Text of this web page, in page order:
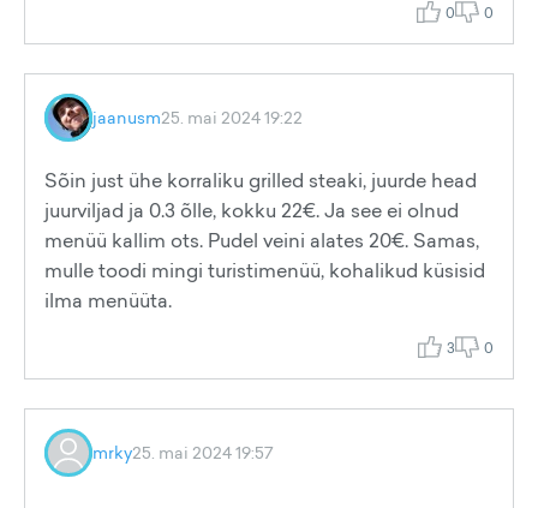
0 0
jaanusm25. mai 2024 19:22
Sõin just ühe korraliku grilled steaki, juurde head
juurviljad ja 0.3 õlle, kokku 22€. Ja see ei olnud
menüü kallim ots. Pudel veini alates 20€. Samas,
mulle toodi mingi turistimenüü, kohalikud küsisid
ilma menüüta.
3 0
mrky25. mai 2024 19:57